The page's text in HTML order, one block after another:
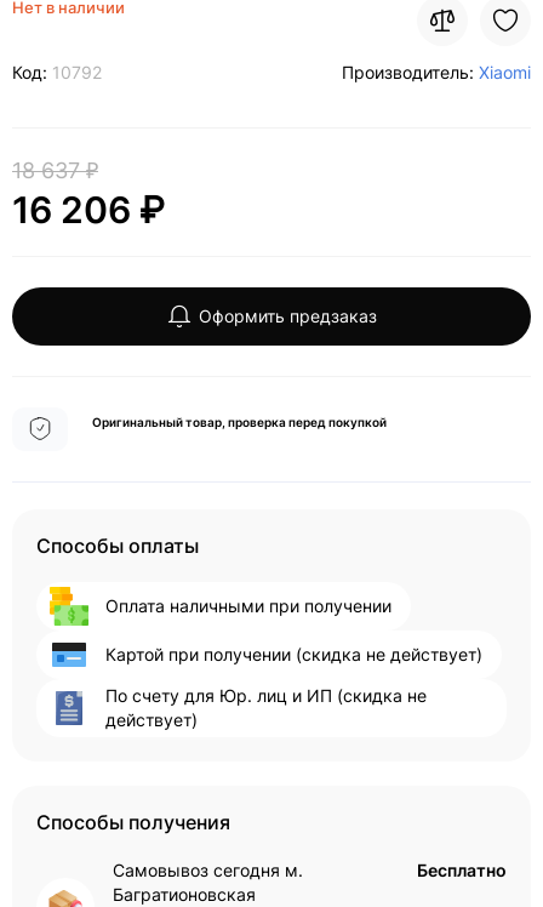
Нет в наличии
Код: 10792 Производитель: Xiaomi
18 637 ₽
16 206 ₽
Оформить предзаказ
Оригинальный товар, проверка перед покупкой
Способы оплаты
Оплата наличными при получении
Картой при получении (скидка не действует)
По счету для Юр. лиц и ИП (скидка не
действует)
Способы получения
Самовывоз сегодня м.
Багратионовская
Бесплатно